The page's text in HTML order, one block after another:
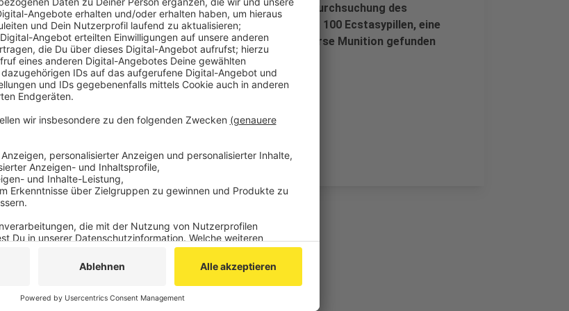
nur ein Tütchen mit 100 Gramm Marihuana gezeigt. Bei der Durchsuchung des
Fahrzeugs sind allerdings weitere 50 Gramm Marihuana, über 100 Ecstasypillen, eine
Schreckschusswaffe, diverse Messer, Pfefferspray und diverse Munition gefunden
worden.
Veröffentlicht:Freitag, 28.05.2021 14:33
Anzeige